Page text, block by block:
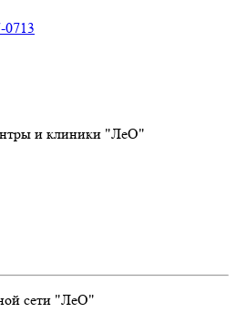
0713
и клиники "ЛеО"
сети "ЛеО"